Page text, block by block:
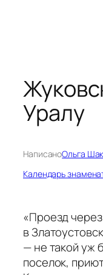
Уралу
НаписаноОльга
Календарь
«Проезд
в
— не такой уж
поселок,